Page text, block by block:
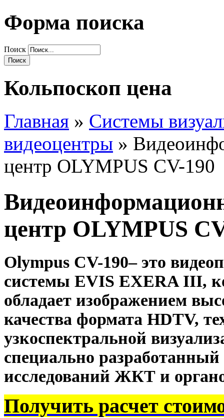
Форма поиска
Поиск
Кольпоскоп цена
Главная » Системы
видеоцентры »
центр OLYMPUS CV-190
центр OLYMPUS
Olympus CV-190– это
системы EVIS EXERA III,
обладает изображением
качества формата HDTV,
узкоспектральной
специально
исследований ЖКТ и
Получить расчет